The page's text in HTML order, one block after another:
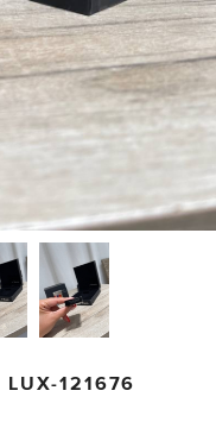
LUX-121676